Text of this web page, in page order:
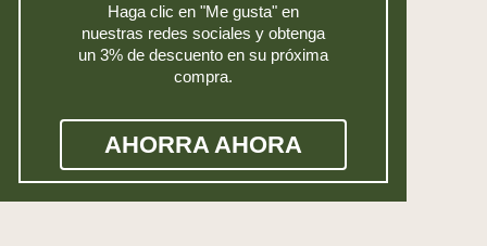
Haga clic en "Me gusta" en
nuestras redes sociales y obtenga
un 3% de descuento en su próxima
compra.
AHORRA AHORA